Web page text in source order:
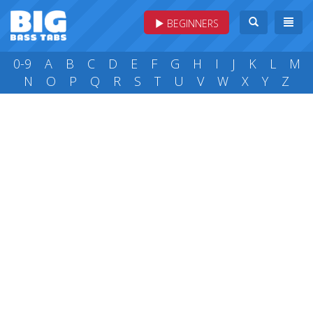
BEGINNERS
0-9 A B C D E F G H I J K L
M
N
O P Q R S T U V W X Y Z